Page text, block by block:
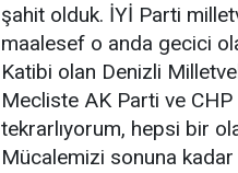
şahit olduk. İYİ Parti
maalesef o anda gecici
Katibi olan Denizli
Mecliste AK Parti ve
tekrarlıyorum, hepsi bir
Mücalemizi sonuna